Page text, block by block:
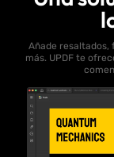
Añade
más. UPDF te